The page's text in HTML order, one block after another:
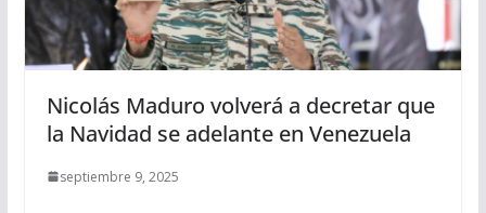
Nicolás Maduro volverá a decretar que
la Navidad se adelante en Venezuela
septiembre 9, 2025